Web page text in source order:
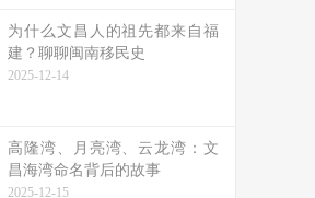
为什么文昌人的祖先都来自福
建？聊聊闽南移民史
2025-12-14
高隆湾、月亮湾、云龙湾：文
昌海湾命名背后的故事
2025-12-15